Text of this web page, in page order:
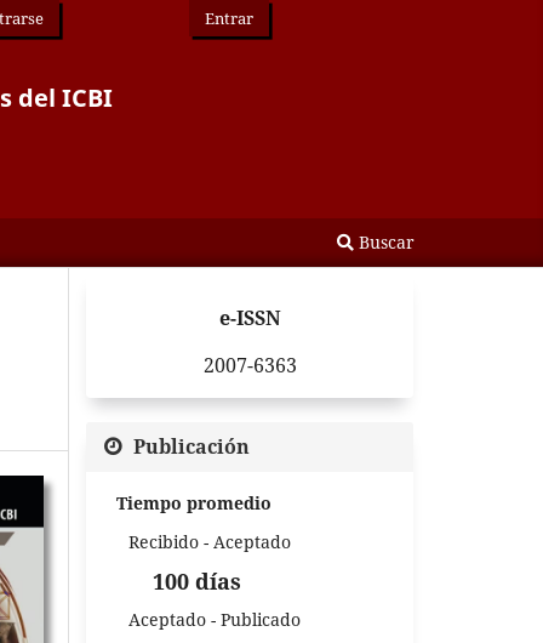
del ICBI
Buscar
Entrar
e-ISSN
2007-6363
Publicación
Tiempo promedio
Recibido - Aceptado
100 días
Aceptado - Publicado